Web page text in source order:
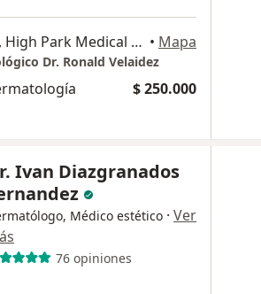
Calle 1C No. 30 - 40, High Park Medical Center, Barranquilla • Mapa
Dr. Ronald Velaidez
$ 250.000
Ivan Diazgranados
Médico estético · Ver
76 opiniones